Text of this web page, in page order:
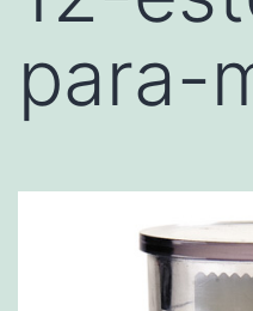
para-